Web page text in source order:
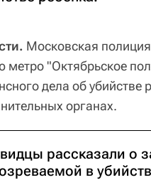
Московская
метро "Октябрьское
дела об
органах.
рассказали о
в